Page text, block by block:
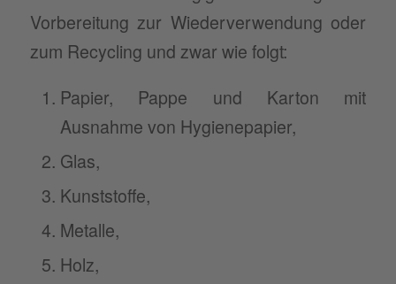
Vorbereitung zur Wiederverwendung oder
zum Recycling und zwar wie folgt:
Papier, Pappe und Karton mit
Ausnahme von Hygienepapier,
Glas,
Kunststoffe,
Metalle,
Holz,